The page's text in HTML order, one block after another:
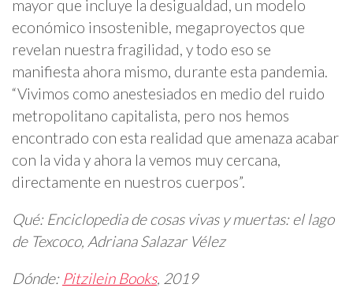
mayor que incluye la desigualdad, un modelo
económico insostenible, megaproyectos que
revelan nuestra fragilidad, y todo eso se
manifiesta ahora mismo, durante esta pandemia.
“Vivimos como anestesiados en medio del ruido
metropolitano capitalista, pero nos hemos
encontrado con esta realidad que amenaza acabar
con la vida y ahora la vemos muy cercana,
directamente en nuestros cuerpos”.
Qué: Enciclopedia de cosas vivas y muertas: el lago
de Texcoco, Adriana Salazar Vélez
Dónde: Pitzilein Books, 2019